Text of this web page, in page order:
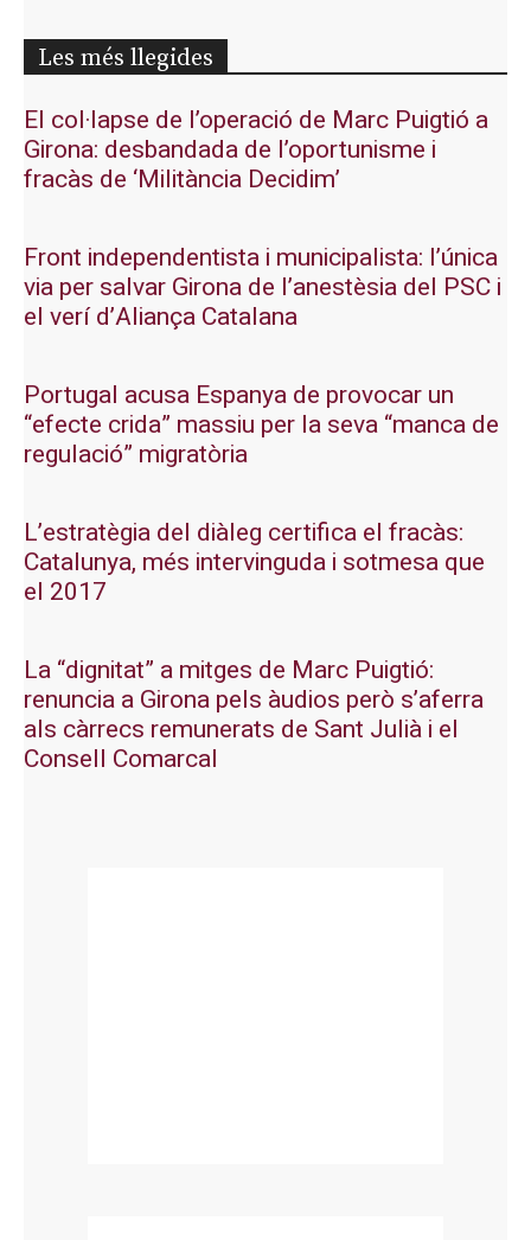
Les més llegides
El col·lapse de l’operació de Marc Puigtió a
Girona: desbandada de l’oportunisme i
fracàs de ‘Militància Decidim’
Front independentista i municipalista: l’única
via per salvar Girona de l’anestèsia del PSC i
el verí d’Aliança Catalana
Portugal acusa Espanya de provocar un
“efecte crida” massiu per la seva “manca de
regulació” migratòria
L’estratègia del diàleg certifica el fracàs:
Catalunya, més intervinguda i sotmesa que
el 2017
La “dignitat” a mitges de Marc Puigtió:
renuncia a Girona pels àudios però s’aferra
als càrrecs remunerats de Sant Julià i el
Consell Comarcal